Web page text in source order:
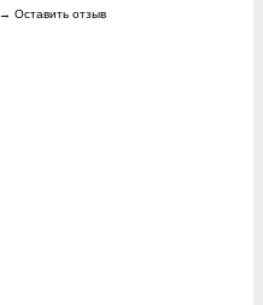
→ Оставить отзыв